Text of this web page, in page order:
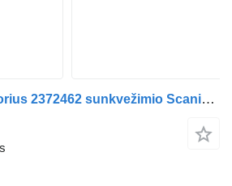
Skersinis stabilizatorius 2372462 sunkvežimio Scania R-Series NTG (01.16)